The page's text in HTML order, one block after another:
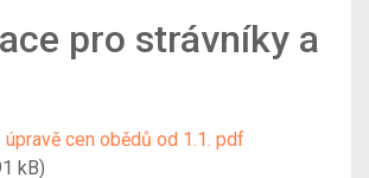
pro strávníky a
úpravě cen obědů od 1.1. pdf
kB)